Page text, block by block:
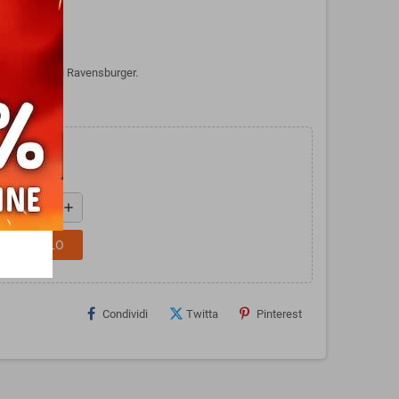
COLORI di Ravensburger.
add
CARRELLO
Condividi Twitta Pinterest